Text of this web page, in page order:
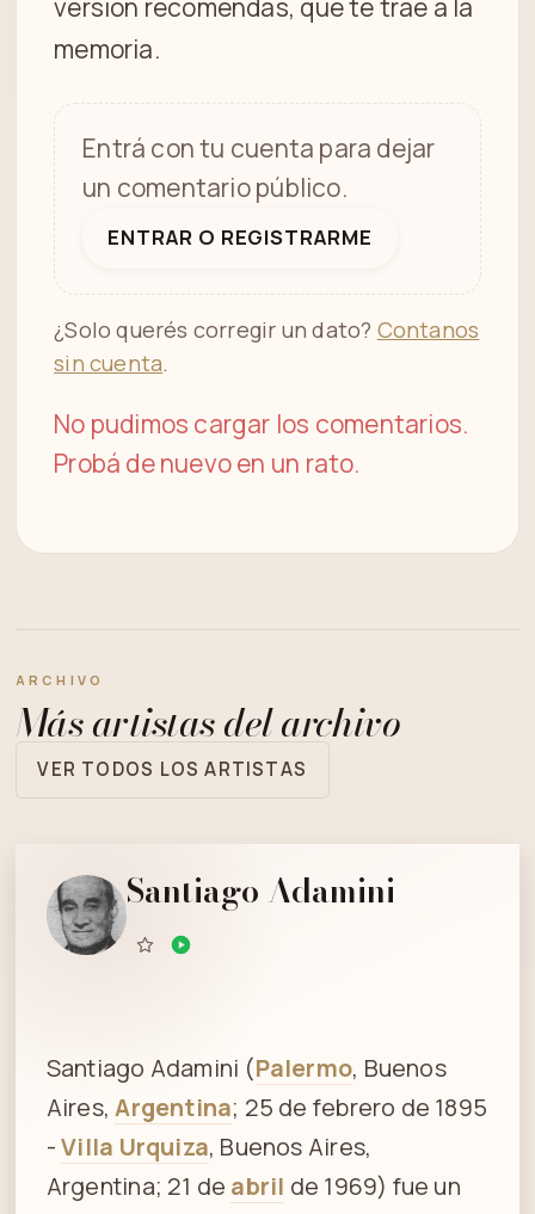
versión recomendás, qué te trae a la
memoria.
Entrá con tu cuenta para dejar
un comentario público.
ENTRAR O REGISTRARME
¿Solo querés corregir un dato? Contanos
sin cuenta.
No pudimos cargar los comentarios.
Probá de nuevo en un rato.
ARCHIVO
Más artistas del archivo
VER TODOS LOS ARTISTAS
Santiago Adamini
Santiago Adamini (Palermo, Buenos
Aires,Argentina; 25 de febrero de 1895
-Villa Urquiza, Buenos Aires,
Argentina; 21 de abril de 1969) fue un